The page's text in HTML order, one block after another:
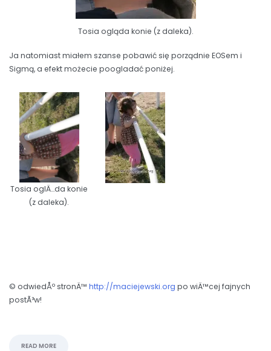
Tosia ogląda konie (z daleka).
Ja natomiast miałem szanse pobawić się porządnie EOSem i
Sigmą, a efekt możecie poogladać poniżej.
Tosia oglÄ…da konie
(z daleka).
© odwiedÅº stronÄ™ http://maciejewski.org po wiÄ™cej fajnych
postÃ³w!
READ MORE